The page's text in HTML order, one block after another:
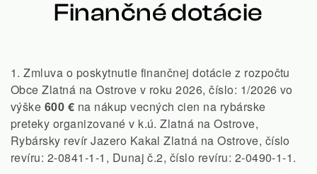
Finančné dotácie
1. Zmluva o poskytnutie finančnej dotácie z rozpočtu
Obce Zlatná na Ostrove v roku 2026, číslo: 1/2026 vo
výške 600 € na nákup vecných cien na rybárske
preteky organizované v k.ú. Zlatná na Ostrove,
Rybársky revír Jazero Kakal Zlatná na Ostrove, číslo
revíru: 2-0841-1-1, Dunaj č.2, číslo revíru: 2-0490-1-1.